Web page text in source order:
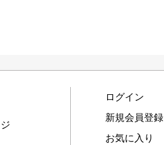
ログイン
新規会員登録
お気に入り